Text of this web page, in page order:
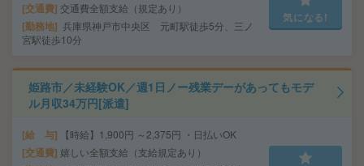
交通費 交通費全額支給（規定あり）
勤務地 兵庫県神戸市中央区 元町駅徒歩5分、三ノ
宮駅徒歩10分
気になる!
姫路市／未経験OK／週1日ノー残業デーがあってもモデ
ル月収34万円[派遣]
給 与 【時給】1,900円 ～2,375円 ・日払いOK
交通費 嬉しい全額支給（支給規定あり）